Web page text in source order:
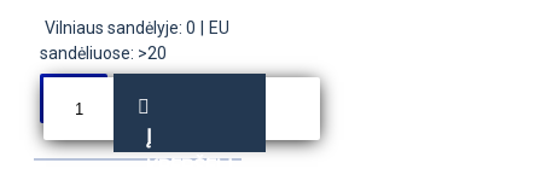
Vilniaus sandėlyje: 0
EU
sandėliuose: >20
Į
KREPŠELĮ